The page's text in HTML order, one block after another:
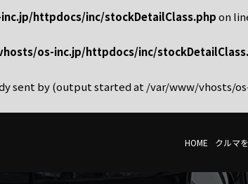
httpdocs/inc/stockDetailClass.phpon
os-inc.jp/httpdocs/inc/
sent by (output started at /var/www/vhosts/
HOME クルマ